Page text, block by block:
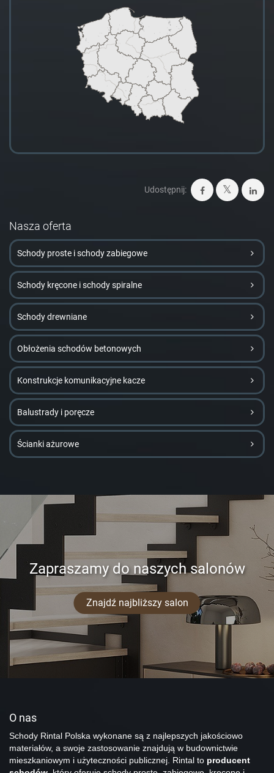
Udostępnij:
Nasza oferta
Schody proste i schody zabiegowe
Schody kręcone i schody spiralne
Schody drewniane
Obłożenia schodów betonowych
Konstrukcje komunikacyjne kacze
Balustrady i poręcze
Ścianki ażurowe
Zapraszamy do naszych salonów
Znajdź najbliższy salon
O nas
Schody Rintal Polska wykonane są z najlepszych jakościowo
materiałów, a swoje zastosowanie znajdują w budownictwie
mieszkaniowym i użyteczności publicznej. Rintal to producent